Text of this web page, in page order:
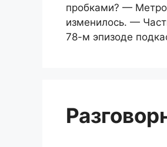
пробками? —
изменилось. —
78-м эпизоде